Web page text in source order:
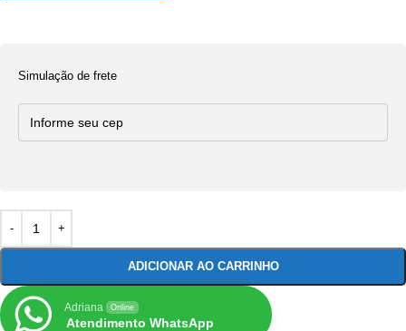
Simulação de frete
ADICIONAR AO CARRINHO
Adriana Online
Atendimento WhatsApp